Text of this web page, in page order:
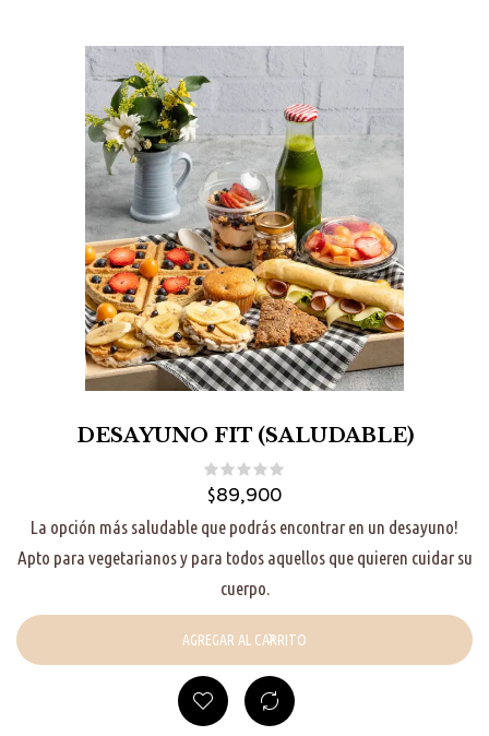
DESAYUNO FIT (SALUDABLE)
$89,900
La opción más saludable que podrás encontrar en un desayuno!
Apto para vegetarianos y para todos aquellos que quieren cuidar su
cuerpo.
AGREGAR AL CARRITO